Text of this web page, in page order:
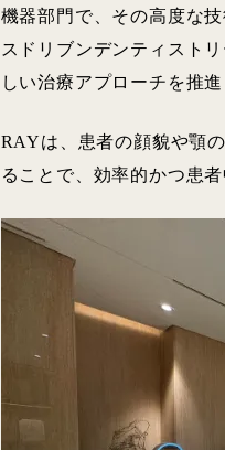
機器部門で、その高度な
スドリブンデンティスト
しい治療アプローチを推進
RAYは、患者の顔貌や顎
ることで、効率的かつ患